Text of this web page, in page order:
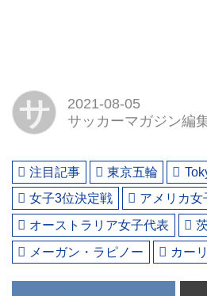
サ
2021-08-05
サッカーマガジン編
注目記事 東京五輪
女子3位決定戦
アメリカ女
オーストラリア女子代表
メーガン・ラピノー
カー